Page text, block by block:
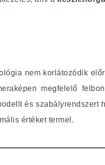
nem korlátozódik
megfelelő
és szabályrendszert
értéket termel.